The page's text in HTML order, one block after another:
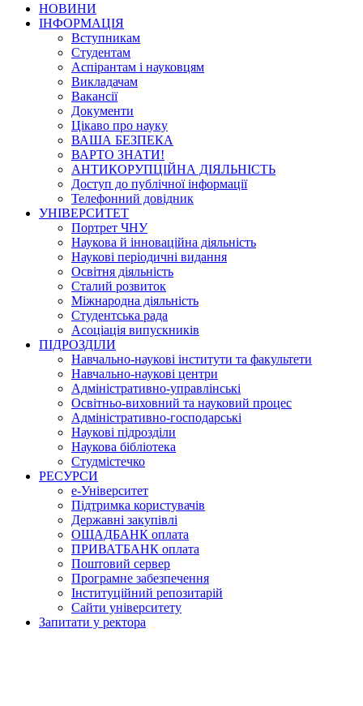
НОВИНИ
ІНФОРМАЦІЯ
Вступникам
Студентам
Аспірантам і науковцям
Викладачам
Вакансії
Документи
Цікаво про науку
ВАША БЕЗПЕКА
ВАРТО ЗНАТИ!
АНТИКОРУПЦІЙНА ДІЯЛЬНІСТЬ
Доступ до публічної інформації
Телефонний довідник
УНІВЕРСИТЕТ
Портрет ЧНУ
Наукова й інноваційна діяльність
Наукові періодичні видання
Освітня діяльність
Сталий розвиток
Міжнародна діяльність
Студентська рада
Асоціація випускників
ПІДРОЗДІЛИ
Навчально-наукові інститути та факультети
Навчально-наукові центри
Адміністративно-управлінські
Освітньо-виховний та науковий процес
Адміністративно-господарські
Наукові підрозділи
Наукова бібліотека
Студмістечко
РЕСУРСИ
е-Університет
Підтримка користувачів
Державні закупівлі
ОЩАДБАНК оплата
ПРИВАТБАНК оплата
Поштовий сервер
Програмне забезпечення
Інституційний репозитарій
Сайти університету
Запитати у ректора